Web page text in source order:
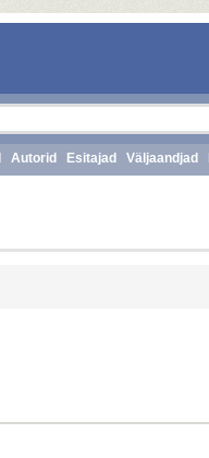
Autorid Esitajad Väljaandjad